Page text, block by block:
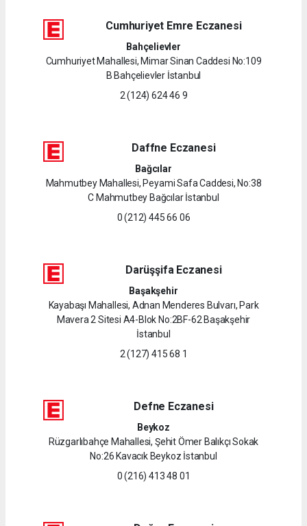
Cumhuriyet Emre Eczanesi
Bahçelievler
Cumhuriyet Mahallesi, Mimar Sinan Caddesi No:109
B Bahçelievler İstanbul
2 (124) 624 46 9
Daffne Eczanesi
Bağcılar
Mahmutbey Mahallesi, Peyami Safa Caddesi, No:38
C Mahmutbey Bağcılar İstanbul
0 (212) 445 66 06
Darüşşifa Eczanesi
Başakşehir
Kayabaşı Mahallesi, Adnan Menderes Bulvarı, Park
Mavera 2 Sitesi A4-Blok No:2BF-62 Başakşehir
İstanbul
2 (127) 415 68 1
Defne Eczanesi
Beykoz
Rüzgarlıbahçe Mahallesi, Şehit Ömer Balıkçı Sokak
No:26 Kavacık Beykoz İstanbul
0 (216) 413 48 01